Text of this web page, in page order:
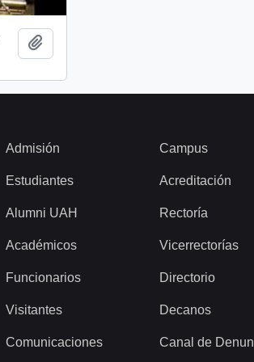
Admisión
Estudiantes
Alumni UAH
Académicos
Funcionarios
Visitantes
Comunicaciones
Campus
Acreditación
Rectoría
Vicerrectorías
Directorio
Decanos
Canal de